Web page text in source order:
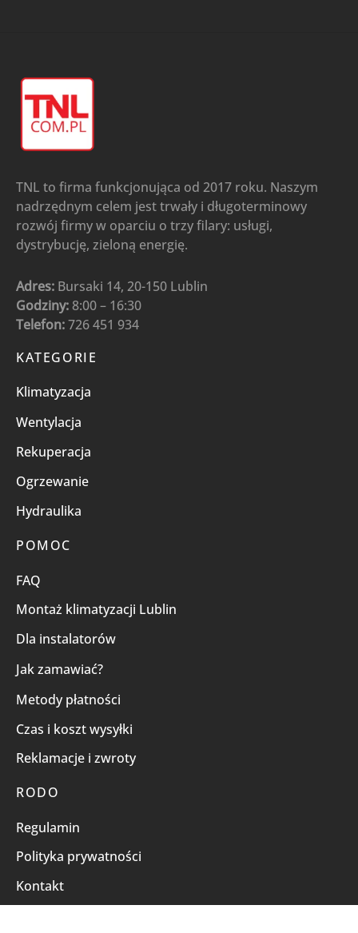
TNL to firma funkcjonująca od 2017 roku. Naszym
nadrzędnym celem jest trwały i długoterminowy
rozwój firmy w oparciu o trzy filary: usługi,
dystrybucję, zieloną energię.
Adres: Bursaki 14, 20-150 Lublin
Godziny: 8:00 – 16:30
Telefon:726 451 934
KATEGORIE
Klimatyzacja
Wentylacja
Rekuperacja
Ogrzewanie
Hydraulika
POMOC
FAQ
Montaż klimatyzacji Lublin
Dla instalatorów
Jak zamawiać?
Metody płatności
Czas i koszt wysyłki
Reklamacje i zwroty
RODO
Regulamin
Polityka prywatności
Kontakt